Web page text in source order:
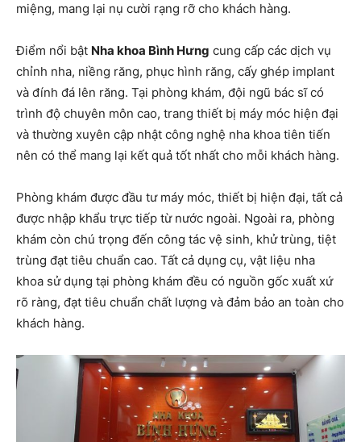
miệng, mang lại nụ cười rạng rỡ cho khách hàng.
Điểm nổi bật Nha khoa Bình Hưng cung cấp các dịch vụ
chỉnh nha, niềng răng, phục hình răng, cấy ghép implant
và đính đá lên răng. Tại phòng khám, đội ngũ bác sĩ có
trình độ chuyên môn cao, trang thiết bị máy móc hiện đại
và thường xuyên cập nhật công nghệ nha khoa tiên tiến
nên có thể mang lại kết quả tốt nhất cho mỗi khách hàng.
Phòng khám được đầu tư máy móc, thiết bị hiện đại, tất cả
được nhập khẩu trực tiếp từ nước ngoài. Ngoài ra, phòng
khám còn chú trọng đến công tác vệ sinh, khử trùng, tiệt
trùng đạt tiêu chuẩn cao. Tất cả dụng cụ, vật liệu nha
khoa sử dụng tại phòng khám đều có nguồn gốc xuất xứ
rõ ràng, đạt tiêu chuẩn chất lượng và đảm bảo an toàn cho
khách hàng.